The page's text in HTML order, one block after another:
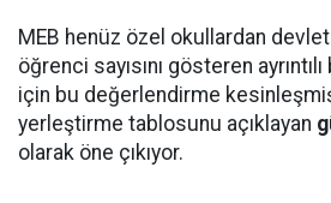
MEB henüz özel okullardan
öğrenci sayısını gösteren
için bu değerlendirme
yerleştirme tablosunu açıklayan
olarak öne çıkıyor.